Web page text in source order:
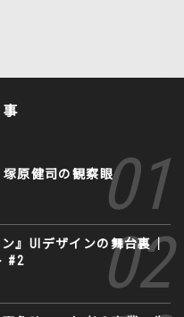
塚原健司の観察眼
』UIデザインの舞台裏｜
#2